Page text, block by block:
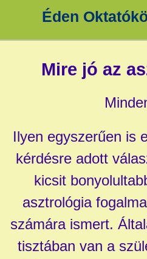
Éden
Mire jó az
Ilyen egyszerűen is
kérdésre adott
kicsit
asztrológia
számára ismert.
tisztában van a